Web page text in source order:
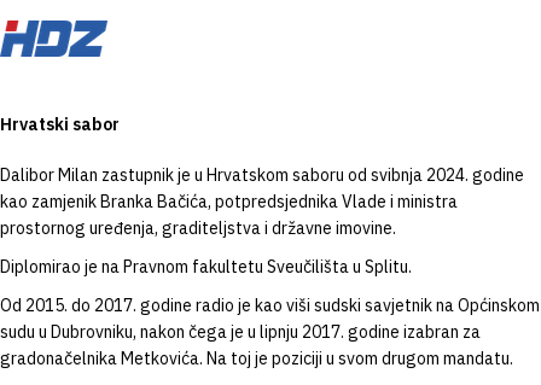
Hrvatski sabor
Dalibor Milan zastupnik je u Hrvatskom saboru od svibnja 2024. godine
kao zamjenik Branka Bačića, potpredsjednika Vlade i ministra
prostornog uređenja, graditeljstva i državne imovine.
Diplomirao je na Pravnom fakultetu Sveučilišta u Splitu.
Od 2015. do 2017. godine radio je kao viši sudski savjetnik na Općinskom
sudu u Dubrovniku, nakon čega je u lipnju 2017. godine izabran za
gradonačelnika Metkovića. Na toj je poziciji u svom drugom mandatu.